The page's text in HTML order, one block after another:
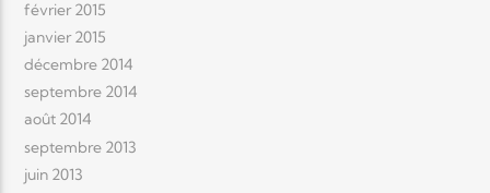
février 2015
janvier 2015
décembre 2014
septembre 2014
août 2014
septembre 2013
juin 2013